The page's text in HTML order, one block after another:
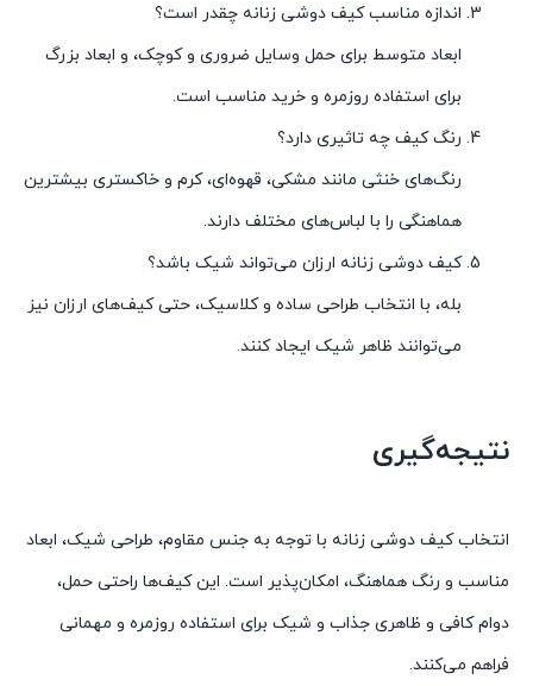
اندازه مناسب کیف دوشی زنانه چقدر است؟
ابعاد متوسط برای حمل وسایل ضروری و کوچک، و ابعاد بزرگ
برای استفاده روزمره و خرید مناسب است.
رنگ کیف چه تاثیری دارد؟
رنگ‌های خنثی مانند مشکی، قهوه‌ای، کرم و خاکستری بیشترین
هماهنگی را با لباس‌های مختلف دارند.
کیف دوشی زنانه ارزان می‌تواند شیک باشد؟
بله، با انتخاب طراحی ساده و کلاسیک، حتی کیف‌های ارزان نیز
می‌توانند ظاهر شیک ایجاد کنند.
نتیجه‌گیری
انتخاب کیف دوشی زنانه با توجه به جنس مقاوم، طراحی شیک، ابعاد
مناسب و رنگ هماهنگ، امکان‌پذیر است. این کیف‌ها راحتی حمل،
دوام کافی و ظاهری جذاب و شیک برای استفاده روزمره و مهمانی
فراهم می‌کنند.